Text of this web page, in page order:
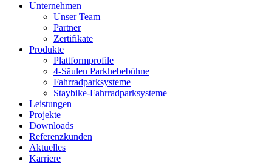
Unternehmen
Unser Team
Partner
Zertifikate
Produkte
Plattformprofile
4-Säulen Parkhebebühne
Fahrradparksysteme
Staybike-Fahrradparksysteme
Leistungen
Projekte
Downloads
Referenzkunden
Aktuelles
Karriere